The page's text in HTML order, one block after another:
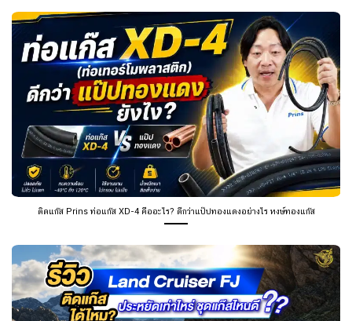
ติดแก๊ส Prins ท่อแก๊ส XD-4 คืออะไร? ดีกว่าแป๊ปทองแดงอย่างไร หงษ์ทองแก๊ส